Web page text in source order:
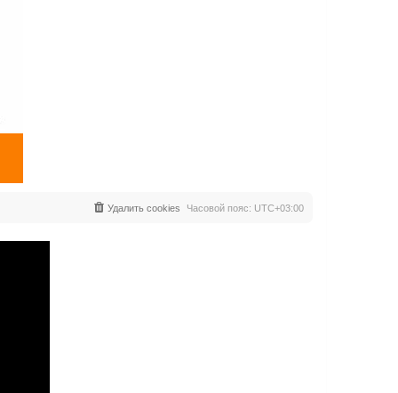
Часовой пояс: UTC+03:00
Удалить cookies